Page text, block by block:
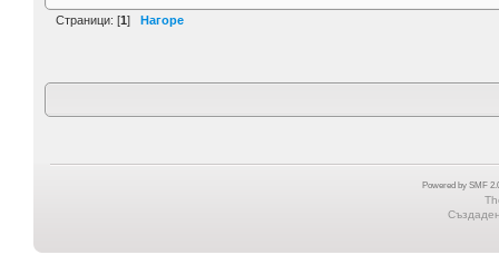
Страници: [1] Нагоре
Powered by SMF